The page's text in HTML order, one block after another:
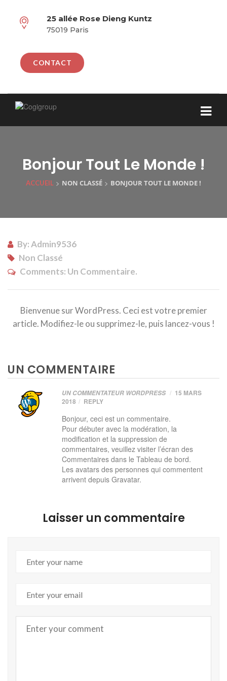
25 allée Rose Dieng Kuntz
75019 Paris
CONTACT
Bonjour Tout Le Monde !
ACCUEIL > NON CLASSÉ > BONJOUR TOUT LE MONDE !
By: Admin9536
Non Classé
Comments: Un Commentaire.
Bienvenue sur WordPress. Ceci est votre premier
article. Modifiez-le ou supprimez-le, puis lancez-vous !
UN COMMENTAIRE
UN COMMENTATEUR WORDPRESS
15 MARS
2018
REPLY
Bonjour, ceci est un commentaire.
Pour débuter avec la modération, la
modification et la suppression de
commentaires, veuillez visiter l’écran des
Commentaires dans le Tableau de bord.
Les avatars des personnes qui commentent
arrivent depuis Gravatar.
Laisser un commentaire